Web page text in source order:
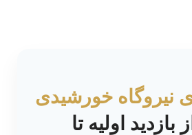
نیروگاه خورشیدی
از بازدید اولیه تا